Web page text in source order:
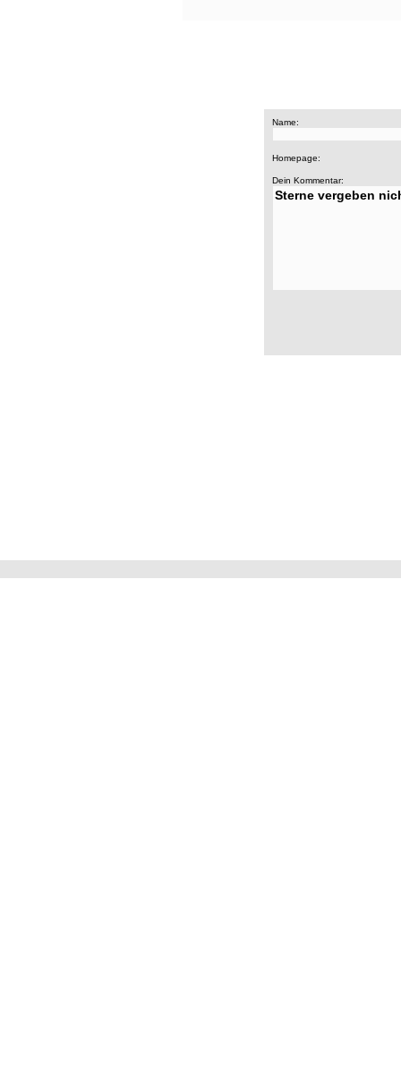
Name:
Homepage:
Dein Kommentar: